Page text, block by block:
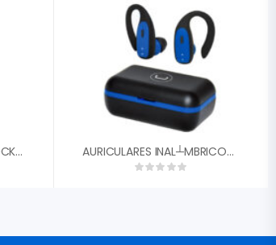
AUDIFONOS EARBUDS ROCKBUDS 3.5MM ESTEREO UNNO TEKNO HS7003BK AURICULARES INAL┴MBRICOS FLEX TWS UNNO TEKNO HS7503BL BLUETOOTH 5.0